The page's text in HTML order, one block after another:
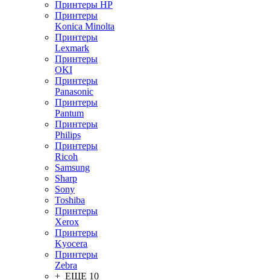
Принтеры HP
Принтеры
Konica Minolta
Принтеры
Lexmark
Принтеры
OKI
Принтеры
Panasonic
Принтеры
Pantum
Принтеры
Philips
Принтеры
Ricoh
Samsung
Sharp
Sony
Toshiba
Принтеры
Xerox
Принтеры
Kyocera
Принтеры
Zebra
+ ЕЩЕ 10